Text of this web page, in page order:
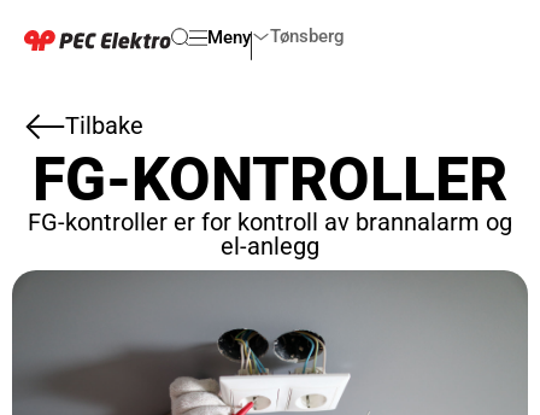
Meny Tønsberg
Tilbake
FG-KONTROLLER
FG-kontroller er for kontroll av brannalarm og
el-anlegg